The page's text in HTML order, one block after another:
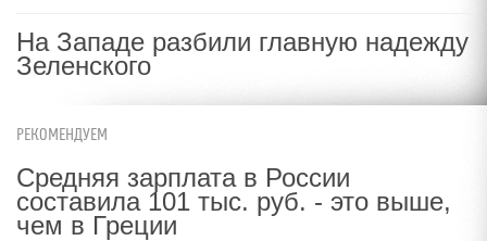
На Западе разбили главную надежду
Зеленского
РЕКОМЕНДУЕМ
Средняя зарплата в России
составила 101 тыс. руб. - это выше,
чем в Греции